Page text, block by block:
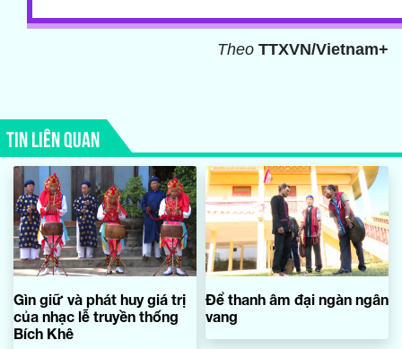
Theo TTXVN/Vietnam+
TIN LIÊN QUAN
Gìn giữ và phát huy giá trị
của nhạc lễ truyền thống
Bích Khê
Để thanh âm đại ngàn ngân
vang